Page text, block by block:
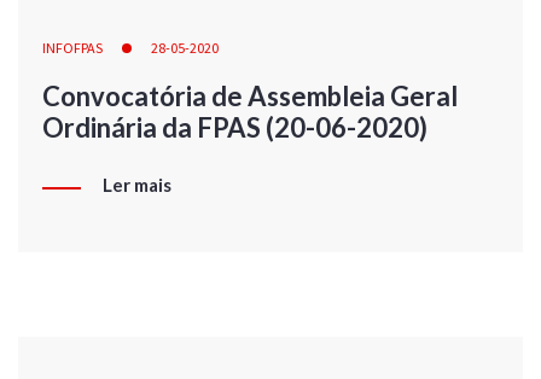
INFOFPAS 28-05-2020
Convocatória de Assembleia Geral
Ordinária da FPAS (20-06-2020)
Ler mais